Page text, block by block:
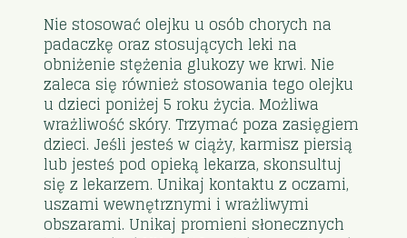
Nie stosować olejku u osób chorych na
padaczkę oraz stosujących leki na
obniżenie stężenia glukozy we krwi. Nie
zaleca się również stosowania tego olejku
u dzieci poniżej 5 roku życia. Możliwa
wrażliwość skóry. Trzymać poza zasięgiem
dzieci. Jeśli jesteś w ciąży, karmisz piersią
lub jesteś pod opieką lekarza, skonsultuj
się z lekarzem. Unikaj kontaktu z oczami,
uszami wewnętrznymi i wrażliwymi
obszarami. Unikaj promieni słonecznych